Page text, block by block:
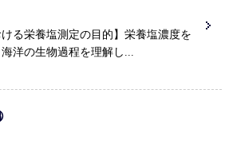
ける栄養塩測定の目的】栄養塩濃度を
洋の生物過程を理解し...